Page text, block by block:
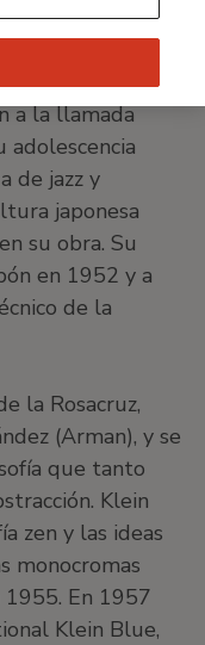
Sus padres, la
y el pintor
a la llamada
adolescencia
de jazz y
japonesa
su obra. Su
en 1952 y a
de la
la Rosacruz,
(Arman), y se
que tanto
Klein
zen y las ideas
monocromas
En 1957
Klein Blue,